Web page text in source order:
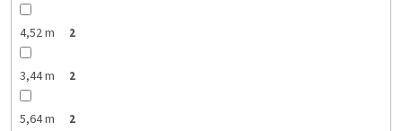
4,52 m 2
3,44 m 2
5,64 m 2